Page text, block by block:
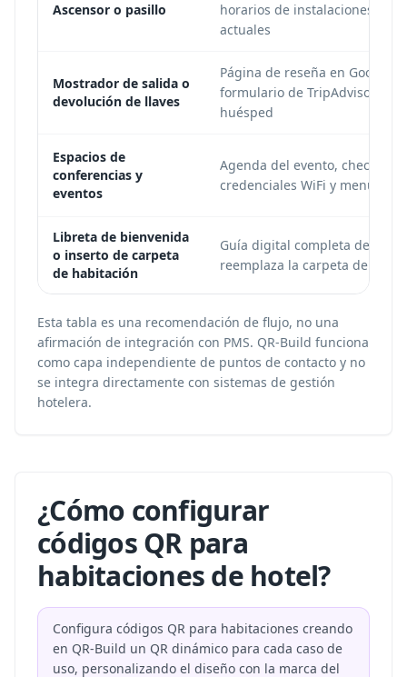
Ascensor o pasillo
horarios de instalaciones y
actuales
Mostrador de salida o
devolución de llaves
Página de reseña en Google
formulario de TripAdvisor o
huésped
Espacios de
conferencias y
eventos
Agenda del evento, check-in
credenciales WiFi y menú de
Libreta de bienvenida
o inserto de carpeta
de habitación
Guía digital completa del
reemplaza la carpeta de
Esta tabla es una recomendación de flujo, no una
afirmación de integración con PMS. QR-Build funciona
como capa independiente de puntos de contacto y no
se integra directamente con sistemas de gestión
hotelera.
¿Cómo configurar
códigos QR para
habitaciones de hotel?
Configura códigos QR para habitaciones creando
en QR-Build un QR dinámico para cada caso de
uso, personalizando el diseño con la marca del